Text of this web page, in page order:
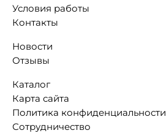
Условия работы
Контакты
Новости
Отзывы
Каталог
Карта сайта
Политика конфиденциальности
Сотрудничество